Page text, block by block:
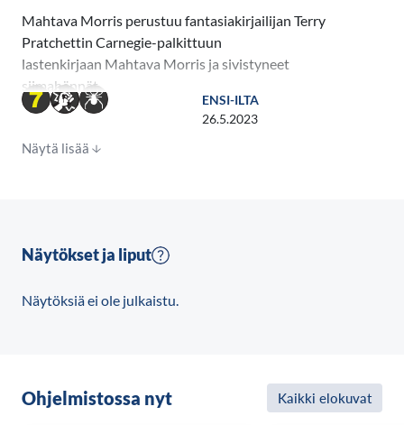
Mahtava Morris perustuu fantasiakirjailijan Terry
Pratchettin Carnegie-palkittuun
lastenkirjaan Mahtava Morris ja sivistyneet
siimahännät.
Mahtava Morris on kertomus Morris-kissasta, joka
kiertää rinta rottingilla kaupungista toiseen
saa tietää, että yllättävän oppineet rotat ovat mukana
myhäillen palkkiorahat taskuihinsa.
tarinoita rakastavan kirjatoukka Malician ja
sekalainen seurakunta päätyy ratkomaan yhdessä
ENSI-ILTA
26.5.2023
Näytä lisää
Näytökset ja liput
Näytöksiä ei ole julkaistu.
Ohjelmistossa nyt Kaikki elokuvat